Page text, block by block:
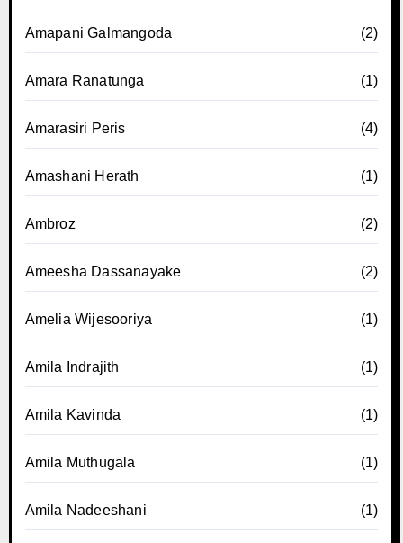
Amapani Galmangoda (2)
Amara Ranatunga (1)
Amarasiri Peris (4)
Amashani Herath (1)
Ambroz (2)
Ameesha Dassanayake (2)
Amelia Wijesooriya (1)
Amila Indrajith (1)
Amila Kavinda (1)
Amila Muthugala (1)
Amila Nadeeshani (1)